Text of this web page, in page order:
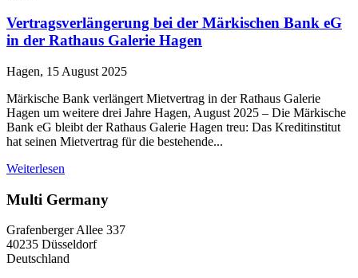
Vertragsverlängerung bei der Märkischen Bank eG
in der Rathaus Galerie Hagen
Hagen, 15 August 2025
Märkische Bank verlängert Mietvertrag in der Rathaus Galerie
Hagen um weitere drei Jahre Hagen, August 2025 – Die Märkische
Bank eG bleibt der Rathaus Galerie Hagen treu: Das Kreditinstitut
hat seinen Mietvertrag für die bestehende...
Weiterlesen
Multi Germany
Grafenberger Allee 337
40235 Düsseldorf
Deutschland